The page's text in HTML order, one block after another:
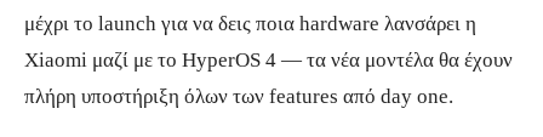
μέχρι το launch για να δεις ποια hardware λανσάρει η
Xiaomi μαζί με το HyperOS 4 — τα νέα μοντέλα θα έχουν
πλήρη υποστήριξη όλων των features από day one.